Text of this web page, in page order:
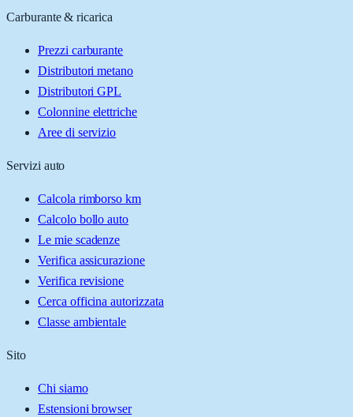
Carburante & ricarica
Prezzi carburante
Distributori metano
Distributori GPL
Colonnine elettriche
Aree di servizio
Servizi auto
Calcola rimborso km
Calcolo bollo auto
Le mie scadenze
Verifica assicurazione
Verifica revisione
Cerca officina autorizzata
Classe ambientale
Sito
Chi siamo
Estensioni browser